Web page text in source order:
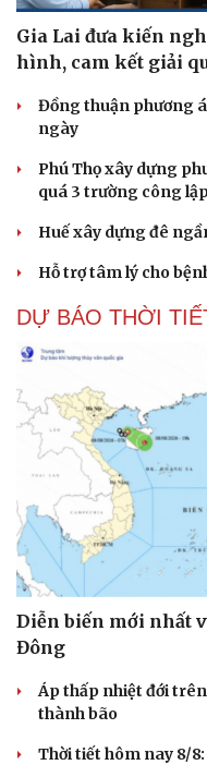
Gia Lai đưa kiến
hình, cam kết giải
Đồng thuận phương
ngày
Phú Thọ xây dựng
quá 3 trường công
Huế xây dựng đê
Hỗ trợ tâm lý cho
DỰ BÁO THỜI
Diễn biến mới nhất
Đông
Áp thấp nhiệt đới
thành bão
Thời tiết hôm nay 8/